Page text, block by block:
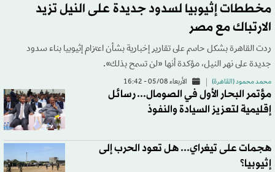
مخططات إثيوبيا لسدود جديدة على النيل تزيد
الارتباك مع مصر
ردت القاهرة بشكل حاسم على تقارير إخبارية بشأن اعتزام إثيوبيا بناء سدود
جديدة على نهر النيل، مؤكدة أنها «لن تسمح بذلك».
محمد محمود (القاهرة) الأربعاء 05/08 - 16:42
مؤتمر البحار الأول في الصومال... رسائل
إقليمية لتعزيز السيادة والنفوذ
هجمات على تيغراي... هل تعود الحرب إلى
إثيوبيا؟